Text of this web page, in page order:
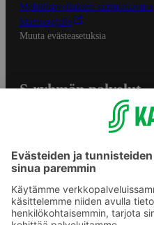
Mobiilisovelluksen saavutettavuus
Mainostajalle
Muuta evästeasetuksia
S-ryhmän palvelut
Yhteishyvä Ruoka -sovellus
S-ostoslista -sovellus
Prisma.fi
Sokos.fi
S-Pankki